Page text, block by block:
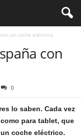
un coche eléctrico
con
0
lo saben. Cada vez
para tablet, que
coche eléctrico.